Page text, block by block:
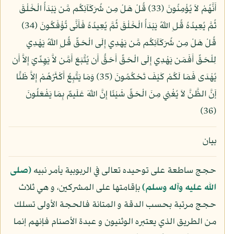
أَنَّهُمْ لاَ يُؤْمِنُونَ (33) قُلْ هَلْ مِن شُرَكَآئِكُم مَّن يَبْدَأُ الْخَلْقَ
ثُمَّ يُعِيدُهُ قُلِ اللّهُ يَبْدَأُ الْخَلْقَ ثُمَّ يُعِيدُهُ فَأَنَّى تُؤْفَكُونَ (34)
قُلْ هَلْ مِن شُرَكَآئِكُم مَّن يَهْدِي إِلَى الْحَقِّ قُلِ اللّهُ يَهْدِي
لِلْحَقِّ أَفَمَن يَهْدِي إِلَى الْحَقِّ أَحَقُّ أَن يُتَّبَعَ أَمَّن لاَّ يَهِدِّيَ إِلاَّ أَن
يُهْدَى فَمَا لَكُمْ كَيْفَ تَحْكُمُونَ (35) وَمَا يَتَّبِعُ أَكْثَرُهُمْ إِلاَّ ظَنًّا
إَنَّ الظَّنَّ لاَ يُغْنِي مِنَ الْحَقِّ شَيْئًا إِنَّ اللّهَ عَلَيمٌ بِمَا يَفْعَلُونَ
(36)
بيان
حجج ساطعة على توحيده تعالى في الربوبية يأمر نبيه(صلى
الله عليه وآله وسلم)بإقامتها على المشركين، و هي ثلاث
حجج مرتبة بحسب الدقة و المتانة فالحجة الأولى تسلك
من الطريق الذي يعتبره الوثنيون و عبدة الأصنام فإنهم إنما